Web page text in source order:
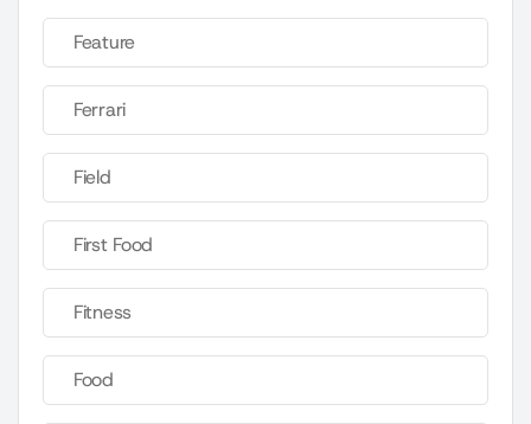
Feature
Ferrari
Field
First Food
Fitness
Food